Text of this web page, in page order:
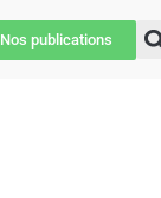
Nos publications